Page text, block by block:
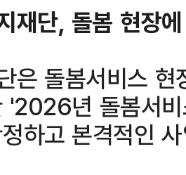
재단, 돌봄 현장
은 돌봄서비스
'2026년 돌봄서
하고 본격적인